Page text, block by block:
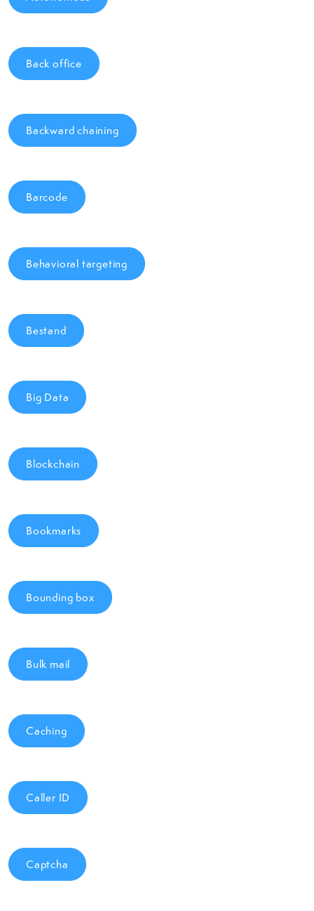
Back office
Backward chaining
Barcode
Behavioral targeting
Bestand
Big Data
Blockchain
Bookmarks
Bounding box
Bulk mail
Caching
Caller ID
Captcha